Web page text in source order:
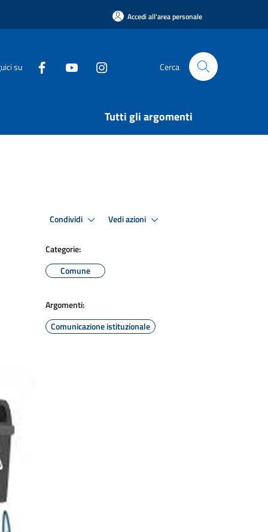
Accedi all'area personale
su Cerca
Tutti gli argomenti
Condividi Vedi azioni
Categorie:
Comune
Argomenti:
Comunicazione istituzionale